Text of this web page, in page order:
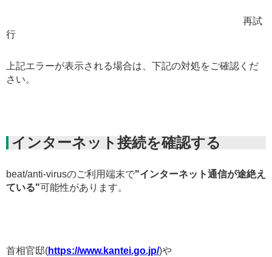
上記エラーが表示される場合は、下記の対処をご確認くだ
さい。
インターネット接続を確認する
beat/anti-virusのご利用端末で"インターネット通信が途絶え
ている"可能性があります。
首相官邸(https://www.kantei.go.jp/)や